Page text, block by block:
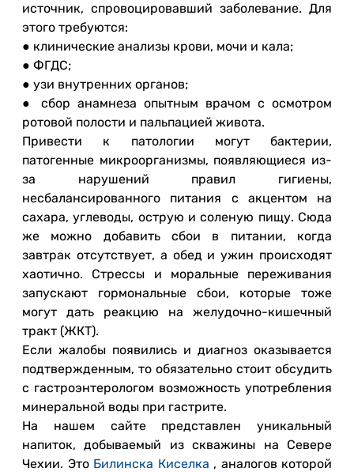
источник, спровоцировавший заболевание. Для
этого требуются:
● клинические анализы крови, мочи и кала;
● ФГДС;
● узи внутренних органов;
● сбор анамнеза опытным врачом с осмотром
ротовой полости и пальпацией живота.
Привести к патологии могут бактерии,
патогенные микроорганизмы, появляющиеся из-
за нарушений правил гигиены,
несбалансированного питания с акцентом на
сахара, углеводы, острую и соленую пищу. Сюда
же можно добавить сбои в питании, когда
завтрак отсутствует, а обед и ужин происходят
хаотично. Стрессы и моральные переживания
запускают гормональные сбои, которые тоже
могут дать реакцию на желудочно-кишечный
тракт (ЖКТ).
Если жалобы появились и диагноз оказывается
подтвержденным, то обязательно стоит обсудить
с гастроэнтерологом возможность употребления
минеральной воды при гастрите.
На нашем сайте представлен уникальный
напиток, добываемый из скважины на Севере
Чехии. Это Билинска Киселка , аналогов которой